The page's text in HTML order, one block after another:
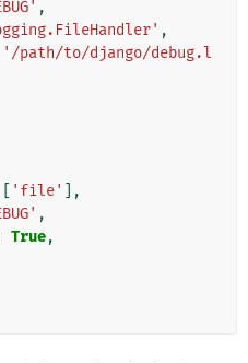
,
,
'/path/to/django/debug.l
'file'
],
,
True,